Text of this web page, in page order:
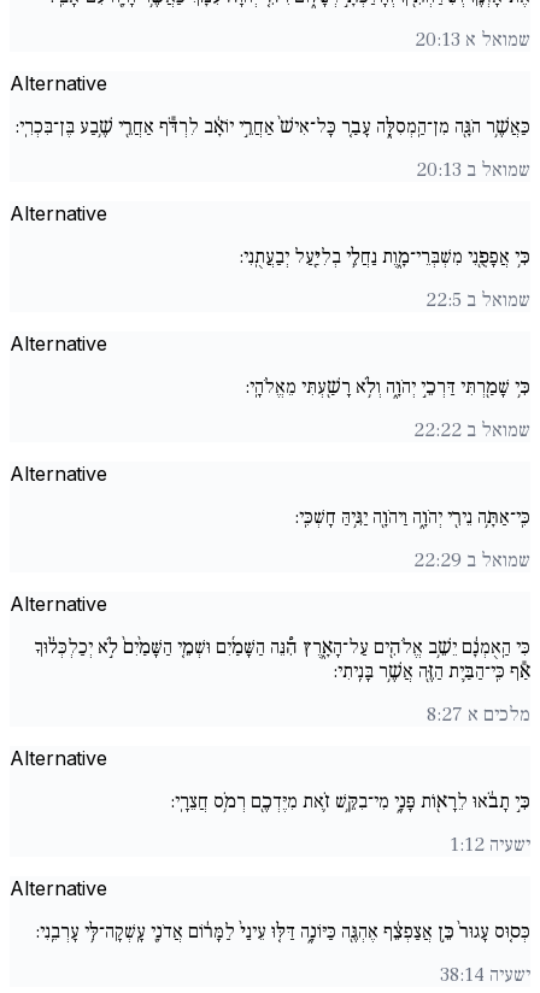
שמואל א 20:13
Alternative
כַּאֲשֶׁ֥ר הֹגָּ֖ה מִן־הַֽמְסִלָּ֑ה עָבַ֚ר כָּל־אִישׁ֙ אַחֲרֵ֣י יוֹאָ֔ב לִרְדֹּ֕ף אַחֲרֵ֖י שֶׁ֥בַע בֶּן־בִּכְרִֽי:
שמואל ב 20:13
Alternative
כִּ֥י אֲפָפֻ֖נִי מִשְׁבְּרֵי־מָ֑וֶת נַחֲלֵ֥י בְלִיַּ֖עַל יְבַעֲתֻֽנִי:
שמואל ב 22:5
Alternative
כִּ֥י שָׁמַ֖רְתִּי דַּרְכֵ֣י יְהֹוָ֑ה וְלֹ֥א רָשַׁ֖עְתִּי מֵאֱלֹהָֽי:
שמואל ב 22:22
Alternative
כִּֽי־אַתָּ֥ה נֵירִ֖י יְהֹוָ֑ה וַיהֹוָ֖ה יַגִּ֥יהַּ חָשְׁכִּֽי:
שמואל ב 22:29
Alternative
כִּי הַֽאֻמְנָ֔ם יֵשֵׁ֥ב אֱלֹהִ֖ים עַל־הָאָ֑רֶץ הִ֠נֵּה הַשָּׁמַ֜יִם וּשְׁמֵ֚י הַשָּׁמַ֙יִם֙ לֹ֣א יְכַלְכְּל֔וּךָ
אַ֕ף כִּֽי־הַבַּ֥יִת הַזֶּ֖ה אֲשֶׁ֥ר בָּנִֽיתִי:
מלכים א 8:27
Alternative
כִּ֣י תָבֹ֔אוּ לֵרָא֖וֹת פָּנָ֑י מִי־בִקֵּ֥שׁ זֹ֛את מִיֶּדְכֶ֖ם רְמֹ֥ס חֲצֵרָֽי:
ישעיה 1:12
Alternative
כְּס֚וּס עָגוּר֙ כֵּ֣ן אֲצַפְצֵ֔ף אֶהְגֶּ֖ה כַּיּוֹנָ֑ה דַּלּ֚וּ עֵינַי֙ לַמָּר֔וֹם אֲדֹנָ֖י עָֽשְׁקָה־לִּ֥י עָרְבֵֽנִי:
ישעיה 38:14